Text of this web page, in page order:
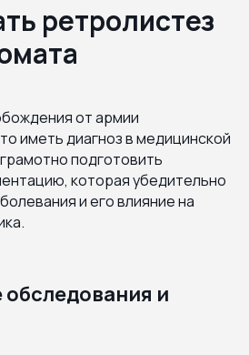
ретролистез
от армии
иметь диагноз в медицинской
подготовить
которая убедительно
и его влияние на
и